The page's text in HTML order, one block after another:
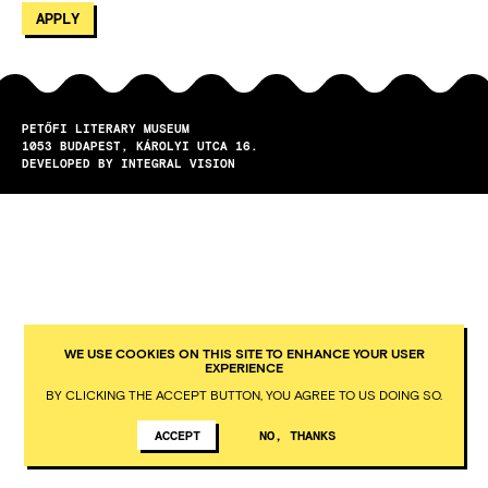
PETŐFI LITERARY MUSEUM
1053
BUDAPEST
KÁROLYI UTCA 16.
DEVELOPED BY INTEGRAL VISION
WE USE COOKIES ON THIS SITE TO ENHANCE YOUR USER
EXPERIENCE
BY CLICKING THE ACCEPT BUTTON, YOU AGREE TO US DOING SO.
ACCEPT NO, THANKS